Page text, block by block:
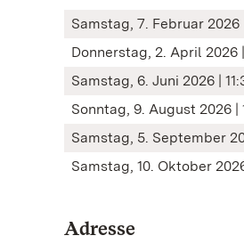
Samstag, 7. Februar 2026
Donnerstag, 2. April 2026
Samstag, 6. Juni 2026 |
Sonntag, 9. August 2026 |
Samstag, 5. September
Samstag, 10. Oktober
Adresse